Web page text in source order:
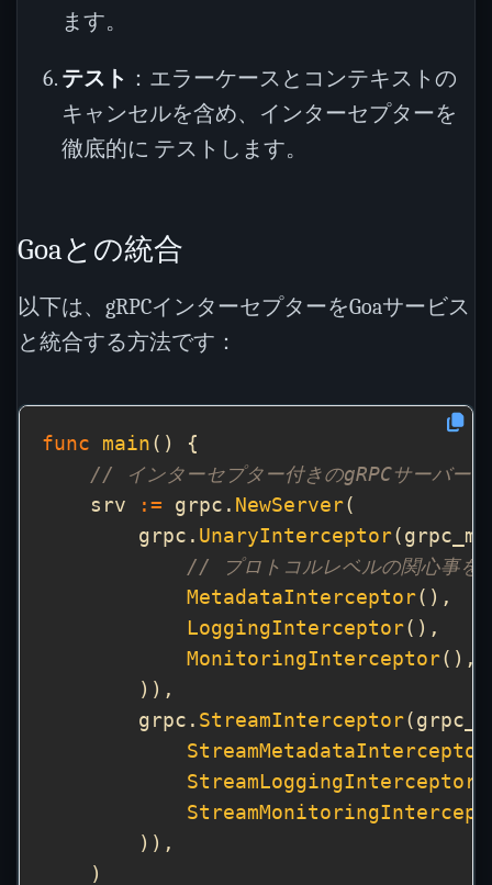
ます。
テスト ：エラーケースとコンテキストの
キャンセルを含め、インターセプターを
徹底的に テストします。
Goaとの統合
以下は、gRPCインターセプターをGoaサービス
と統合する方法です：
func main
// インターセプター付きのgRPCサーバー
    srv
:= grpc. NewServer
        grpc.
UnaryInterceptor
// プロトコルレベルの関心事を
MetadataInterceptor
LoggingInterceptor
MonitoringInterceptor
        grpc.
StreamInterceptor
StreamMetadataInterceptor
StreamLoggingInterceptor